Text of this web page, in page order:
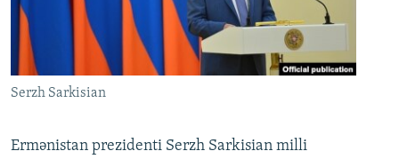
İNFOQRAFIKA
KARIKATURA
AZƏRBAYCAN ƏDƏBIYYATI KITABXANASI
İSLAM VƏ DEMOKRATIYA
MISSIYAMIZ
PEŞƏ ETIKASI VƏ JURNALISTIKA STANDARTLARIMIZ
BIZIMLƏ ƏLAQƏ
BIZI IZLƏ
Serzh Sarkisian
Ermənistan prezidenti Serzh Sarkisian milli